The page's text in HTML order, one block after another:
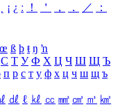
¡ ¿ ː ！ ＇ ， ． ／
：
œ ß þ ŧ ŋ ŉ
С Т У Ф Х Ц Ч Ш Щ Ъ
п р с т у ф х ц ч ш щ ъ
㎗ ℓ ㎘ ㏄ ㎣ ㎤ ㎥ ㎦